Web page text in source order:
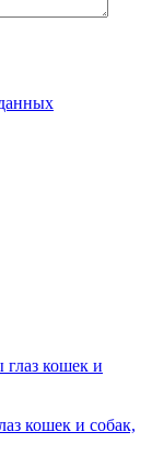
кошек и собак,